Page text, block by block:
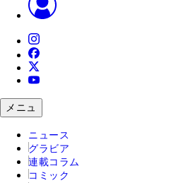
メニュ
ニュース
グラビア
連載コラム
コミック